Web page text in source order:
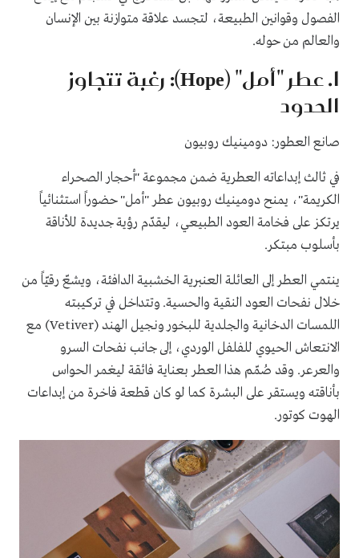
الفصول وقوانين الطبيعة، لتجسد علاقة متوازنة بين الإنسان
والعالم من حوله.
1. عطر "أمل" (Hope): رغبة تتجاوز
الحدود
صانع العطور: دومينيك روبيون
في ثالث إبداعاته العطرية ضمن مجموعة "أحجار الصحراء
الكريمة"، يمنح دومينيك روبيون عطر "أمل" حضوراً استثنائياً
يرتكز على فخامة العود الطبيعي، ليقدّم رؤية جديدة للأناقة
بأسلوب مبتكر.
ينتمي العطر إلى العائلة العنبرية الخشبية الدافئة، ويشعّ رقيّاً من
خلال نفحات العود النقية والحسية. وتتداخل في تركيبته
اللمسات الدخانية والجلدية للبخور ونجيل الهند (Vetiver) مع
الانتعاش الحيوي للفلفل الوردي، إلى جانب نفحات السرو
والعرعر. وقد صُمّم هذا العطر بعناية فائقة ليغمر الحواس
بأناقته ويستقر على البشرة كما لو كان قطعة فاخرة من إبداعات
الهوت كوتور.